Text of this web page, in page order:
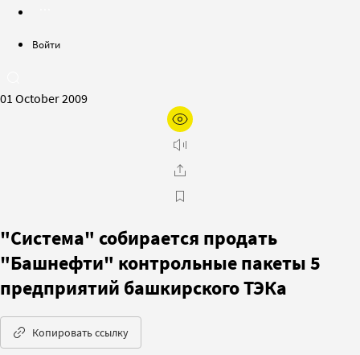
Войти
01 October 2009
"Система" собирается продать
"Башнефти" контрольные пакеты 5
предприятий башкирского ТЭКа
Копировать ссылку